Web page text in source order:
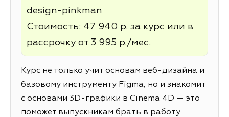
design-pinkman
Стоимость: 47 940 р. за курс или в
рассрочку от 3 995 р./мес.
Курс не только учит основам веб-дизайна и
базовому инструменту Figma, но и знакомит
с основами 3D-графики в Cinema 4D — это
поможет выпускникам брать в работу